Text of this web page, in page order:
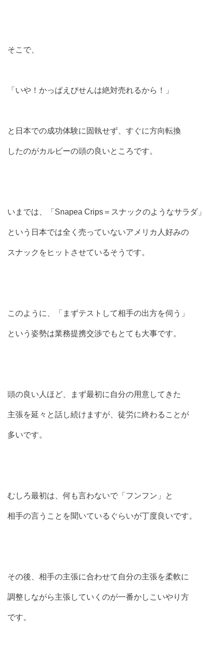
そこで、
「いや！かっぱえびせんは絶対売れるから！」
と日本での成功体験に固執せず、すぐに方向転換
したのがカルビーの頭の良いところです。
いまでは、「Snapea Crips＝スナックのようなサラダ」
という日本では全く売っていないアメリカ人好みの
スナックをヒットさせているそうです。
このように、「まずテストして相手の出方を伺う」
という姿勢は業務提携交渉でもとても大事です。
頭の良い人ほど、まず最初に自分の用意してきた
主張を延々と話し続けますが、徒労に終わることが
多いです。
むしろ最初は、何も言わないで「フンフン」と
相手の言うことを聞いているぐらいが丁度良いです。
その後、相手の主張に合わせて自分の主張を柔軟に
調整しながら主張していくのが一番かしこいやり方
です。